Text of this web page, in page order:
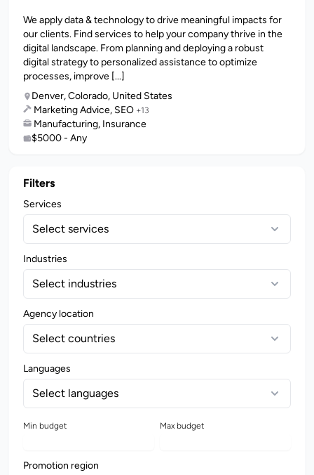
We apply data & technology to drive meaningful impacts for
our clients. Find services to help your company thrive in the
digital landscape. From planning and deploying a robust
digital strategy to personalized assistance to optimize
processes, improve [...]
Denver, Colorado, United States
Marketing Advice, SEO +13
Manufacturing, Insurance
$5000 - Any
Filters
Services
Select services
Industries
Select industries
Agency location
Select countries
Languages
Select languages
Min budget Max budget
Promotion region